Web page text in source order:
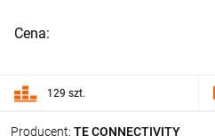
Producent: TE CONNECTIVITY
Cena:
129 szt.